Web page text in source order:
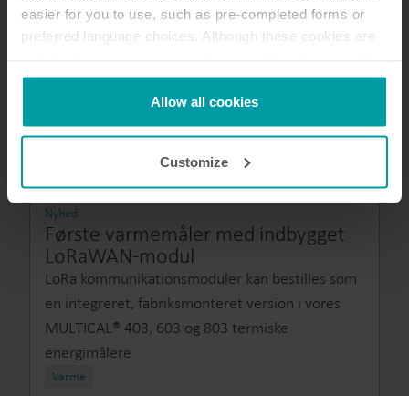
easier for you to use, such as pre-completed forms or
preferred language choices. Although these cookies are
not be available without them.
Kamstrup makes use of third-party cookies. A third-party
cookie is installed by someone other than us, such as
analysis programmes.
You can at any time change or withdraw your consent
from the Cookie Declaration
Allow all cookies
Customize
Nyhed
Første varmemåler med indbygget
LoRaWAN-modul
LoRa kommunikationsmoduler kan bestilles som
en integreret, fabriksmonteret version i vores
MULTICAL® 403, 603 og 803 termiske
energimålere
Varme